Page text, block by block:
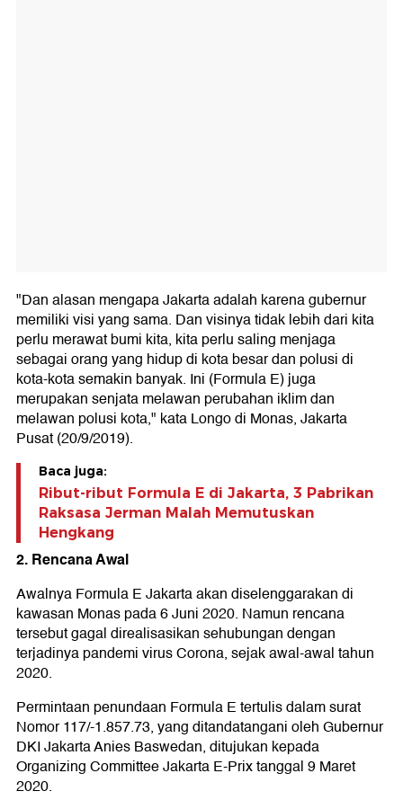
"Dan alasan mengapa Jakarta adalah karena gubernur
memiliki visi yang sama. Dan visinya tidak lebih dari kita
perlu merawat bumi kita, kita perlu saling menjaga
sebagai orang yang hidup di kota besar dan polusi di
kota-kota semakin banyak. Ini (Formula E) juga
merupakan senjata melawan perubahan iklim dan
melawan polusi kota," kata Longo di Monas, Jakarta
Pusat (20/9/2019).
Baca juga:
Ribut-ribut Formula E di Jakarta, 3 Pabrikan
Raksasa Jerman Malah Memutuskan
Hengkang
2. Rencana Awal
Awalnya Formula E Jakarta akan diselenggarakan di
kawasan Monas pada 6 Juni 2020. Namun rencana
tersebut gagal direalisasikan sehubungan dengan
terjadinya pandemi virus Corona, sejak awal-awal tahun
2020.
Permintaan penundaan Formula E tertulis dalam surat
Nomor 117/-1.857.73, yang ditandatangani oleh Gubernur
DKI Jakarta Anies Baswedan, ditujukan kepada
Organizing Committee Jakarta E-Prix tanggal 9 Maret
2020.